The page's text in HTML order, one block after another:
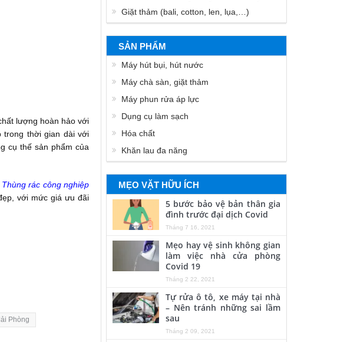
lượng hoàn hảo với
trong thời gian dài với
cụ thế sản phẩm của
Thùng rác công nghiệp
với mức giá ưu đãi
Phòng
Giặt thảm (bali, cotton, len, lụa,…)
SẢN PHẨM
Máy hút bụi, hút nước
Máy chà sàn, giặt thảm
Máy phun rửa áp lực
Dụng cụ làm sạch
Hóa chất
Khăn lau đa năng
MẸO VẶT HỮU ÍCH
5 bước bảo vệ bản thân gia
đình trước đại dịch Covid
Tháng 7 16, 2021
Mẹo hay vệ sinh không gian
làm việc nhà cửa phòng
Covid 19
Tháng 2 22, 2021
Tự rửa ô tô, xe máy tại nhà
– Nên tránh những sai lầm
sau
Tháng 2 09, 2021